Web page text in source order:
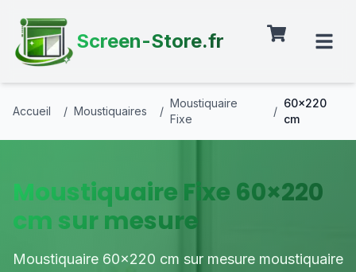
Screen-Store.fr
Accueil / Moustiquaires /
Moustiquaire
Fixe
/
60×220
cm
Moustiquaire Fixe 60×220
cm sur mesure
Moustiquaire 60×220 cm sur mesure moustiquaire